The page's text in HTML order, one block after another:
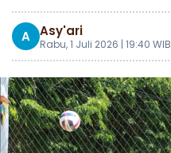
A Asy'ari
Rabu, 1 Juli 2026 | 19:40 WIB